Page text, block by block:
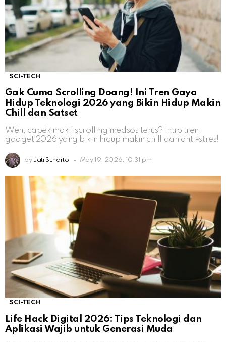
SCI-TECH
Gak Cuma Scrolling Doang! Ini Tren Gaya
Hidup Teknologi 2026 yang Bikin Hidup Makin
Chill dan Satset
Weh, capek maki’ scrolling medsos terus? Intip tren
gadget 2026 yang bikin hidup makin chill dan anti-stres!
by Jati Sunarto May 19, 2026, 10:31 pm
SCI-TECH
Life Hack Digital 2026: Tips Teknologi dan
Aplikasi Wajib untuk Generasi Muda